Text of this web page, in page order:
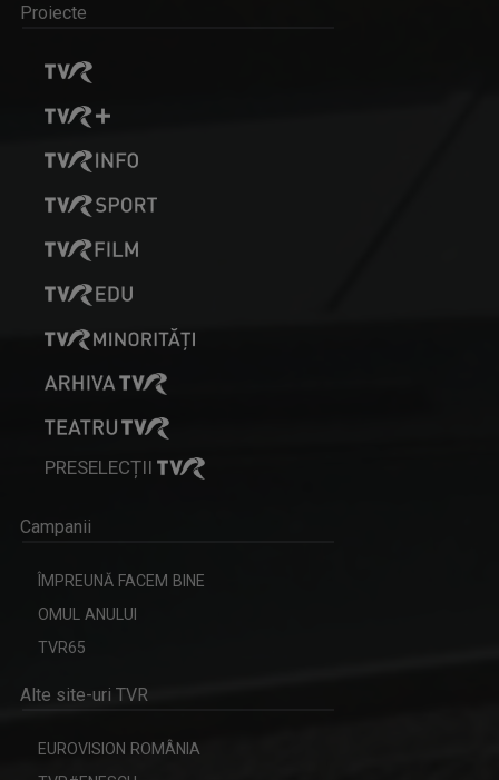
Proiecte
PRESELECȚII
Campanii
ÎMPREUNĂ FACEM BINE
OMUL ANULUI
TVR65
Alte site-uri TVR
EUROVISION ROMÂNIA